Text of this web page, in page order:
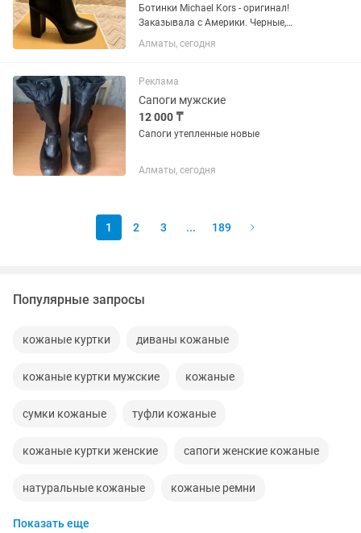
Ботинки Michael Kors - оригинал!
Заказывала с Америки. Черные,
натуральная кожа. Размер 8 (38-38,5) .
Абсолютно новые. 50 тыс.
Алматы, сегодня
Реклама
Сапоги мужские
12 000 ₸
Сапоги утепленные новые
Алматы, сегодня
1 2 3 ... 189
Популярные запросы
кожаные куртки диваны кожаные
кожаные куртки мужские кожаные
сумки кожаные туфли кожаные
кожаные куртки женские сапоги женские кожаные
натуральные кожаные кожаные ремни
перчатки кожаные
Показать еще